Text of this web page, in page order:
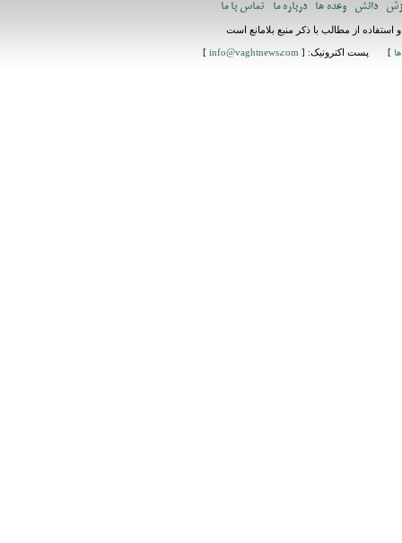
دانش وعده ها درباره ما تماس با ما
از مطالب با ذکر منبع بلامانع است
] پست اکترونیک: [ info@vaghtnews.com
]